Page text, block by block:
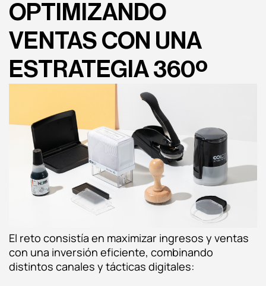
OPTIMIZANDO
VENTAS CON UNA
ESTRATEGIA 360º
El reto consistía en maximizar ingresos y ventas
con una inversión eficiente, combinando
distintos canales y tácticas digitales: